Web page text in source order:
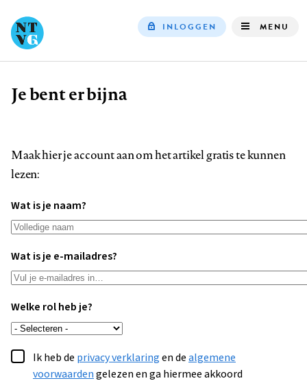
INLOGGEN MENU
Kruimelpad
Je bent er bijna
Maak hier je account aan om het artikel gratis te kunnen
lezen:
Wat is je naam?
Wat is je e-mailadres?
Welke rol heb je?
Ik heb de privacy verklaringen dealgemene
voorwaardengelezen en ga hiermee akkoord